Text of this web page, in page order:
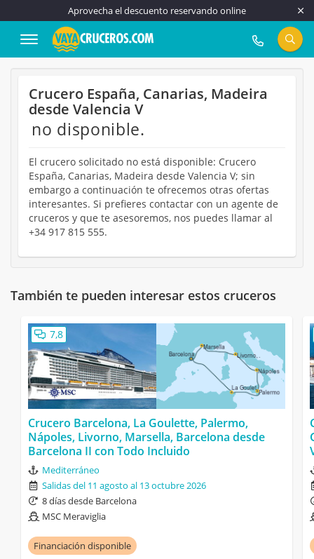
Aprovecha el descuento reservando online
917 815 555
Crucero España, Canarias, Madeira
desde Valencia V
no disponible.
El crucero solicitado no está disponible: Crucero
España, Canarias, Madeira desde Valencia V; sin
embargo a continuación te ofrecemos otras ofertas
interesantes. Si prefieres contactar con un agente de
cruceros y que te asesoremos, nos puedes llamar al
+34 917 815 555.
También te pueden interesar estos cruceros
7,8
Crucero Barcelona, La Goulette, Palermo,
Nápoles, Livorno, Marsella, Barcelona desde
Barcelona II con Todo Incluido
Mediterráneo
Salidas del 11 agosto al 13 octubre 2026
8 días desde Barcelona
MSC Meraviglia
Financiación disponible